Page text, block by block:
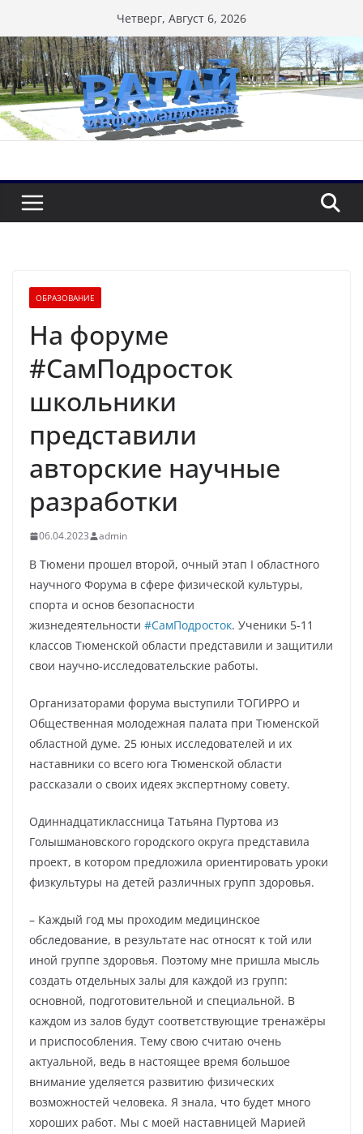
к
содержимому
Четверг, Август 6, 2026
ОБРАЗОВАНИЕ
На форуме
#СамПодросток
школьники
представили
авторские научные
разработки
06.04.2023 admin
В Тюмени прошел второй, очный этап I областного
научного Форума в сфере физической культуры,
спорта и основ безопасности
жизнедеятельности #СамПодросток. Ученики 5-11
классов Тюменской области представили и защитили
свои научно-исследовательские работы.
Организаторами форума выступили ТОГИРРО и
Общественная молодежная палата при Тюменской
областной думе. 25 юных исследователей и их
наставники со всего юга Тюменской области
рассказали о своих идеях экспертному совету.
Одиннадцатиклассница Татьяна Пуртова из
Голышмановского городского округа представила
проект, в котором предложила ориентировать уроки
физкультуры на детей различных групп здоровья.
– Каждый год мы проходим медицинское
обследование, в результате нас относят к той или
иной группе здоровья. Поэтому мне пришла мысль
создать отдельных залы для каждой из групп:
основной, подготовительной и специальной. В
каждом из залов будут соответствующие тренажёры
и приспособления. Тему свою считаю очень
актуальной, ведь в настоящее время большое
внимание уделяется развитию физических
возможностей человека. Я знала, что будет много
хороших работ. Мы с моей наставницей Марией